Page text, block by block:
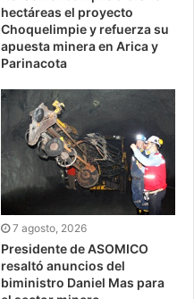
hectáreas el proyecto
Choquelimpie y refuerza su
apuesta minera en Arica y
Parinacota
7 agosto, 2026
Presidente de ASOMICO
resaltó anuncios del
biministro Daniel Mas para